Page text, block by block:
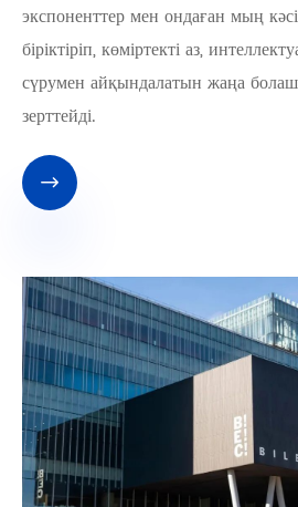
экспоненттер мен ондаған мың
біріктіріп, көміртекті аз,
сүрумен айқындалатын жаңа
зерттейді.
